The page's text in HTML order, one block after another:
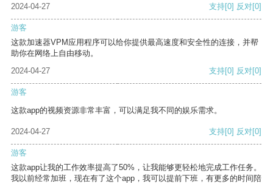
2024-04-27 支持[0] 反对[0]
游客
这款加速器VPM应用程序可以给你提供最高速度和安全性的连接，并帮
助你在网络上自由移动。
2024-04-27
支持[0] 反对[0]
游客
这款app的视频资源非常丰富，可以满足我不同的娱乐需求。
2024-04-27 支持[0] 反对[0]
游客
这款app让我的工作效率提高了50%，让我能够更轻松地完成工作任务。
我以前经常加班，现在有了这个app，我可以提前下班，有更多的时间陪